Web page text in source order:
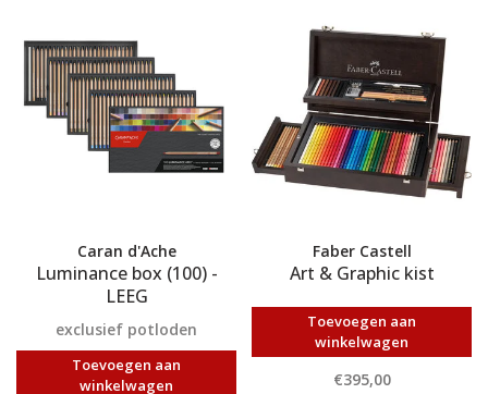
Caran d'Ache
Luminance box (100) -
LEEG
exclusief potloden
Toevoegen aan
winkelwagen
Faber Castell
Art & Graphic kist
Toevoegen aan
winkelwagen
€395,00